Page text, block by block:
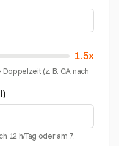
1.5x
(z. B. CA nach
12 h/Tag oder am 7.